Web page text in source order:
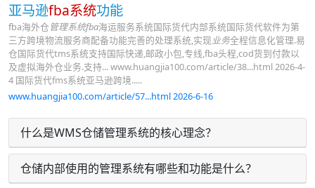
亚马逊fba系统功能
fba海外仓管理系统fba海运服务系统国际货代内部系统国际货代软件为第
三方跨境物流服务商配备功能完善的处理系统,实现业务全程信息化管理.易
仓国际货代tms系统支持国际快递,邮政小包,专线,fba头程,cod货到付款以
及虚拟海外仓业务.支持... www.huangjia100.com/article/38...html 2026-4-
4 国际货代fms系统亚马逊跨境.....
www.huangjia100.com/article/57...html 2026-6-16
什么是WMS仓储管理系统的核心理念？
仓储内部使用的管理系统有哪些和功能是什么？